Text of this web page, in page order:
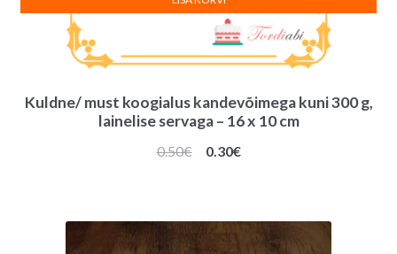
Kuldne/ must koogialus kandevõimega kuni 300 g,
lainelise servaga – 16 x 10 cm
0.50€
Algne
0.30€Praegune